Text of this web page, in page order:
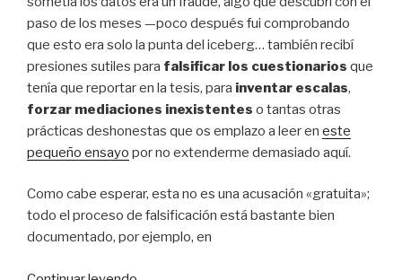
paso de los meses —poco después fui comprobando
que esto era solo la punta del iceberg… también recibí
presiones sutiles para falsificar los cuestionarios que
tenía que reportar en la tesis, para inventar escalas,
forzar mediaciones inexistentes o tantas otras
prácticas deshonestas que os emplazo a leer en este
pequeño ensayo por no extenderme demasiado aquí.
Como cabe esperar, esta no es una acusación «gratuita»;
todo el proceso de falsificación está bastante bien
documentado, por ejemplo, en